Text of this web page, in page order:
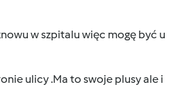
w szpitalu więc mogę być u
ulicy .Ma to swoje plusy ale i